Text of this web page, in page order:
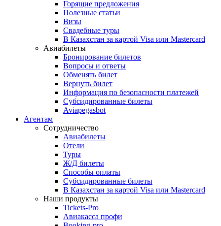
Горящие предложения
Полезные статьи
Визы
Свадебные туры
В Казахстан за картой Visa или Masterсard
Авиабилеты
Бронирование билетов
Вопросы и ответы
Обменять билет
Вернуть билет
Информация по безопасности платежей
Субсидированные билеты
Aviapegasbot
Агентам
Сотрудничество
Авиабилеты
Отели
Туры
Ж/Д билеты
Способы оплаты
Субсидированные билеты
В Казахстан за картой Visa или Masterсard
Наши продукты
Tickets-Pro
Авиакасса профи